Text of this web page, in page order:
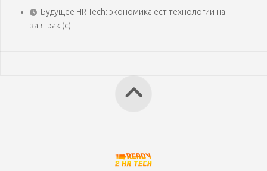
Будущее HR-Tech: экономика ест технологии на
завтрак (с)